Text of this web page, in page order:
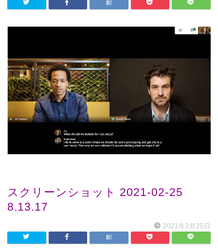
スクリーンショット 2021-02-25
8.13.17
2021年2月25日